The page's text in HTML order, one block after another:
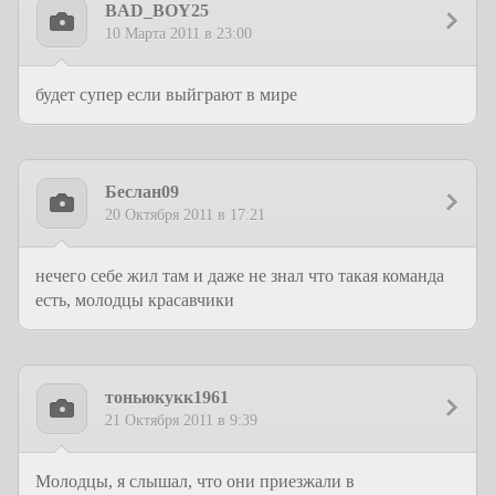
BAD_BOY25
10 Марта 2011 в 23:00
будет супер если выйграют в мире
Беслан09
20 Октября 2011 в 17:21
нечего себе жил там и даже не знал что такая команда
есть, молодцы красавчики
тоньюкукк1961
21 Октября 2011 в 9:39
Молодцы, я слышал, что они приезжали в